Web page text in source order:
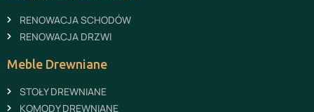
RENOWACJA SCHODÓW
RENOWACJA DRZWI
Meble Drewniane
STOŁY DREWNIANE
KOMODY DREWNIANE